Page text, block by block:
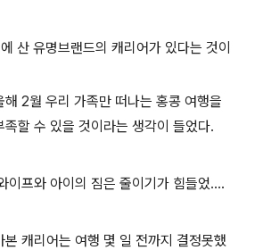
산 유명브랜드의 캐리어가 있다는 것이
2월 우리 가족만 떠나는 홍콩 여행을
할 수 있을 것이라는 생각이 들었다.
이프와 아이의 짐은 줄이기가 힘들었....
캐리어는 여행 몇 일 전까지 결정못했